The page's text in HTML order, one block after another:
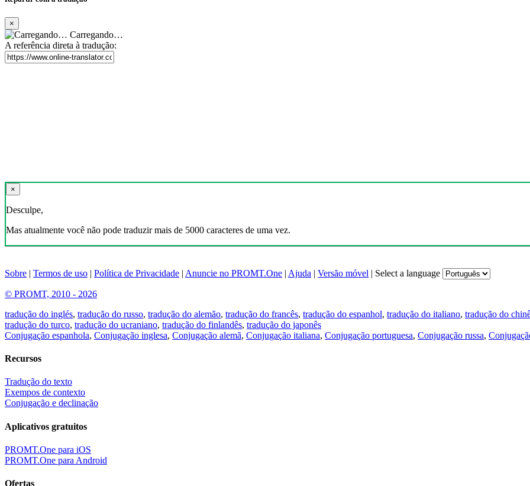
×
Carregando…
A referência direta à tradução:
×
Desculpe,
Mas atualmente você não pode traduzir mais de 5000 caracteres de uma vez.
Sobre | Termos de uso | Política de Privacidade | Anuncie no PROMT.One | Ajuda | Versão móvel | Select a language
© PROMT, 2010 - 2026
tradução do inglés, tradução do russo, tradução do alemão, tradução do francês, tradução do espanhol, tradução do italiano, tradução do
tradução do turco, tradução do ucraniano, tradução do finlandês, tradução do japonês
Conjugação espanhola, Conjugação inglesa, Conjugação alemã, Conjugação italiana, Conjugação portuguesa, Conjugação russa,
Recursos
Tradução do texto
Exempos de contexto
Conjugação e declinação
Aplicativos gratuitos
PROMT.One para iOS
PROMT.One para Android
Ofertas